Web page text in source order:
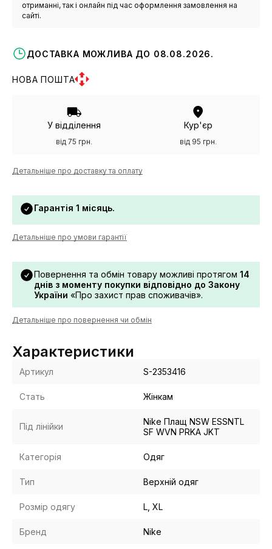
отриманні, так і онлайн під час оформлення замовлення на
сайті.
ДОСТАВКА МОЖЛИВА ДО 08.08.2026.
НОВА ПОШТА
У відділення
від 75 грн.
Кур'єр
від 95 грн.
Детальніше про доставку та оплату
Гарантія 1 місяць.
Детальніше про умови гарантії
Повернення та обмін товару можливі протягом 14
днів з моменту покупки відповідно до Закону
України «Про захист прав споживачів».
Детальніше про повернення чи обмін
Характеристики
Артикул S-2353416
Стать Жінкам
Під лінійки
Nike Плащ NSW ESSNTL
SF WVN PRKA JKT
Категорія Одяг
Тип Верхній одяг
Розмір одягу L, XL
Бренд Nike